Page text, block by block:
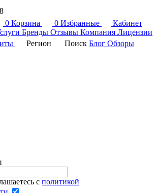
0 Корзина 0 Избранные
Кабинет
Бренды Отзывы Компания Лицензии
Регион Поиск Блог Обзоры
с политикой